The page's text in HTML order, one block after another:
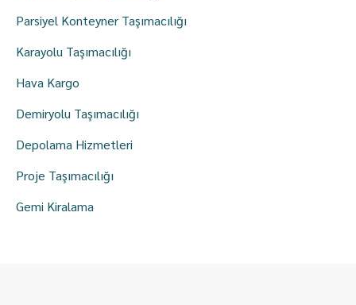
Parsiyel Konteyner Taşımacılığı
Karayolu Taşımacılığı
Hava Kargo
Demiryolu Taşımacılığı
Depolama Hizmetleri
Proje Taşımacılığı
Gemi Kiralama